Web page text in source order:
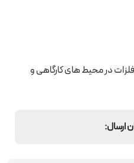
در محیط های کارگاهی و